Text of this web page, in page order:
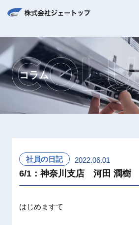
コラム
社員の日記 2022.06.01
6/1：神奈川支店 河田 潤樹
はじめますて